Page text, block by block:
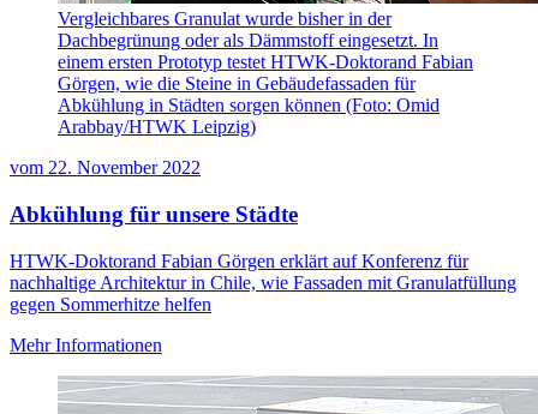
Vergleichbares Granulat wurde bisher in der
Dachbegrünung oder als Dämmstoff eingesetzt. In
einem ersten Prototyp testet HTWK-Doktorand Fabian
Görgen, wie die Steine in Gebäudefassaden für
Abkühlung in Städten sorgen können (Foto: Omid
Arabbay/HTWK Leipzig)
vom 22. November 2022
Abkühlung für unsere Städte
HTWK-Doktorand Fabian Görgen erklärt auf Konferenz für
nachhaltige Architektur in Chile, wie Fassaden mit Granulatfüllung
gegen Sommerhitze helfen
Mehr Informationen